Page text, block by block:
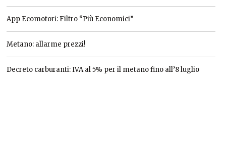
App Ecomotori: Filtro “Più Economici”
Metano: allarme prezzi!
Decreto carburanti: IVA al 5% per il metano fino all’8 luglio